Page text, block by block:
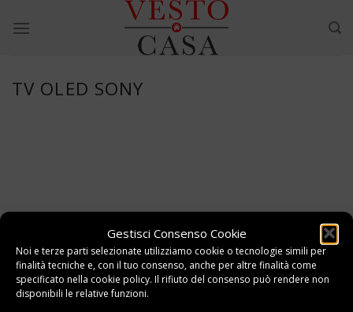
Gestisci Consenso Cookie
Noi e terze parti selezionate utilizziamo cookie o tecnologie simili per
finalità tecniche e, con il tuo consenso, anche per altre finalità come
specificato nella cookie policy. Il rifiuto del consenso può rendere non
disponibili le relative funzioni.
TV OLED SONY